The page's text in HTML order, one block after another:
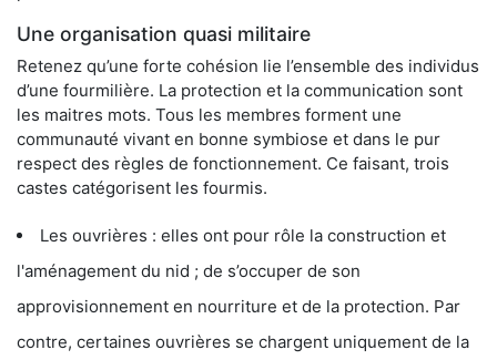
Une organisation quasi militaire
Retenez qu’une forte cohésion lie l’ensemble des individus
d’une fourmilière. La protection et la communication sont
les maitres mots. Tous les membres forment une
communauté vivant en bonne symbiose et dans le pur
respect des règles de fonctionnement. Ce faisant, trois
castes catégorisent les fourmis.
Les ouvrières : elles ont pour rôle la construction et
l'aménagement du nid ; de s’occuper de son
approvisionnement en nourriture et de la protection. Par
contre, certaines ouvrières se chargent uniquement de la